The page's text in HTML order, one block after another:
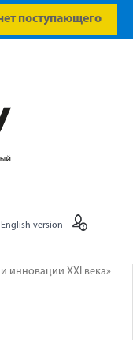
поступающего
English version
инновации XXI века»